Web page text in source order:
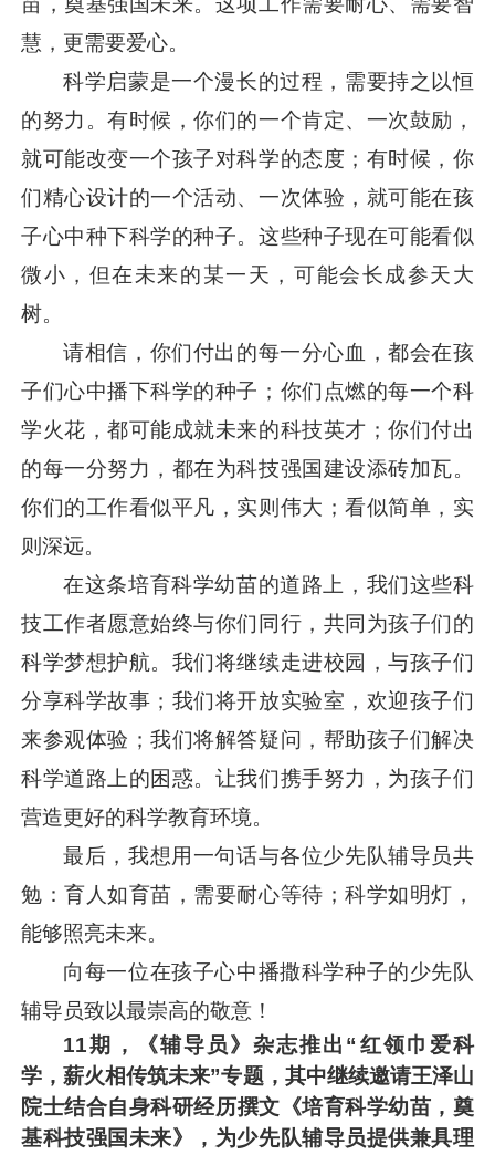
慧，更需要爱心。
科学启蒙是一个漫长的过程，需要持之以恒
的努力。有时候，你们的一个肯定、一次鼓励，
就可能改变一个孩子对科学的态度；有时候，你
们精心设计的一个活动、一次体验，就可能在孩
子心中种下科学的种子。这些种子现在可能看似
微小，但在未来的某一天，可能会长成参天大
树。
请相信，你们付出的每一分心血，都会在孩
子们心中播下科学的种子；你们点燃的每一个科
学火花，都可能成就未来的科技英才；你们付出
的每一分努力，都在为科技强国建设添砖加瓦。
你们的工作看似平凡，实则伟大；看似简单，实
则深远。
在这条培育科学幼苗的道路上，我们这些科
技工作者愿意始终与你们同行，共同为孩子们的
科学梦想护航。我们将继续走进校园，与孩子们
分享科学故事；我们将开放实验室，欢迎孩子们
来参观体验；我们将解答疑问，帮助孩子们解决
科学道路上的困惑。让我们携手努力，为孩子们
营造更好的科学教育环境。
最后，我想用一句话与各位少先队辅导员共
勉：育人如育苗，需要耐心等待；科学如明灯，
能够照亮未来。
向每一位在孩子心中播撒科学种子的少先队
辅导员致以最崇高的敬意！
11期，《辅导员》杂志推出“红领巾爱科
学，薪火相传筑未来”专题，其中继续邀请王泽山
院士结合自身科研经历撰文《培育科学幼苗，奠
基科技强国未来》，为少先队辅导员提供兼具理